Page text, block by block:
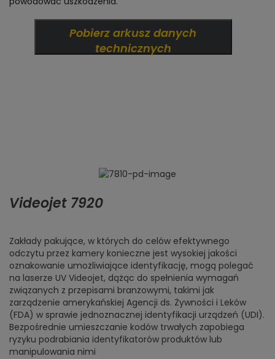
Pobierz arkusz danych
technicznych
Videojet 7920
Zakłady pakujące, w których do celów efektywnego
odczytu przez kamery konieczne jest wysokiej jakości
oznakowanie umożliwiające identyfikację, mogą polegać
na laserze UV Videojet, dążąc do spełnienia wymagań
związanych z przepisami branżowymi, takimi jak
zarządzenie amerykańskiej Agencji ds. Żywności i Leków
(FDA) w sprawie jednoznacznej identyfikacji urządzeń (UDI).
Bezpośrednie umieszczanie kodów trwałych zapobiega
ryzyku podrabiania identyfikatorów produktów lub
manipulowania nimi